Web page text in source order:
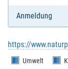
Anmeldung
https://
Umwelt